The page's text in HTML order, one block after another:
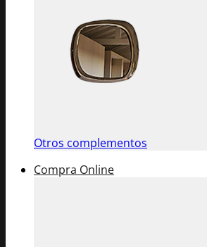
Otros complementos
Compra Online